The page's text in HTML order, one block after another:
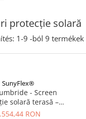
protecție solară
1-9 -ból 9 termékek
SunyFlex®
- Screen
solară terasă –
3,0 × 15 m Crem -
RON